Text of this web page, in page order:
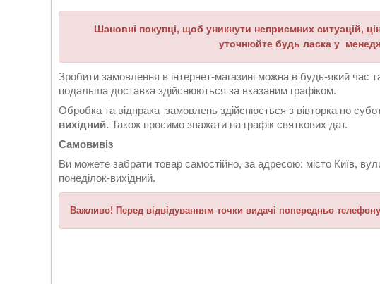
Шановні покупці, щоб уникнути неприємних ситуацій,
уточнюйте будь ласка у
Зробити замовлення в інтернет-магазині можна в будь-який час
подальша доставка здійснюються за вказаним графіком.
Обробка та відпрака замовлень здійснюється з вівторка по
вихідний. Також просимо зважати на графік святкових дат.
Самовивіз
Ви можете забрати товар самостійно, за адресою: місто Київ,
понеділок-вихідний.
Важливо! Перед відвідуванням точки видачі попередньо